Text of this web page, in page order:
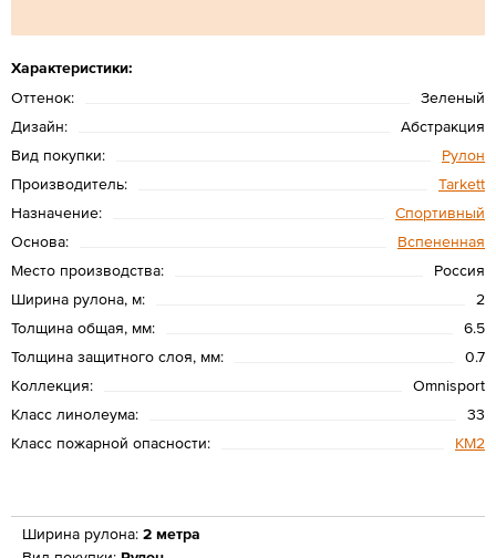
Характеристики:
Оттенок:
Зеленый
Дизайн:
Абстракция
Вид покупки:
Рулон
Производитель:
Tarkett
Назначение:
Спортивный
Основа:
Вспененная
Место производства:
Россия
Ширина рулона, м:
2
Толщина общая, мм:
6.5
Толщина защитного слоя, мм:
0.7
Коллекция:
Omnisport
Класс линолеума:
33
Класс пожарной опасности:
КМ2
Ширина рулона: 2 метра